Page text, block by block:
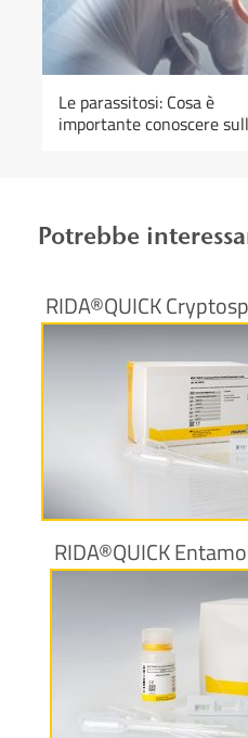
Le parassitosi: Cosa è
importante conoscere
Potrebbe
RIDA®QUICK
Maggiori
RIDA®QUICK
Maggiori